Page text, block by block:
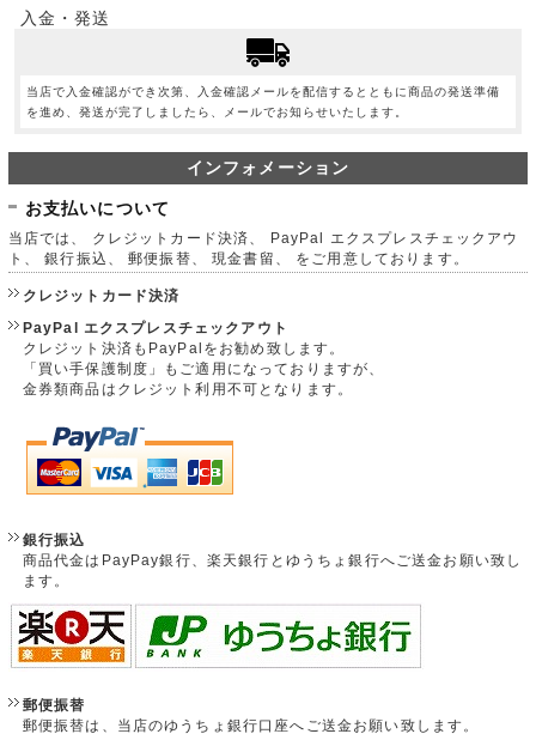
入金・発送
当店で入金確認ができ次第、入金確認メールを配信するとともに商品の発送準備
を進め、発送が完了しましたら、メールでお知らせいたします。
インフォメーション
お支払いについて
当店では、 クレジットカード決済、 PayPal エクスプレスチェックアウ
ト、 銀行振込、 郵便振替、 現金書留、 をご用意しております。
クレジットカード決済
PayPal エクスプレスチェックアウト
クレジット決済もPayPalをお勧め致します。
「買い手保護制度」もご適用になっておりますが、
金券類商品はクレジット利用不可となります。
銀行振込
商品代金はPayPay銀行、楽天銀行とゆうちょ銀行へご送金お願い致し
ます。
郵便振替
郵便振替は、当店のゆうちょ銀行口座へご送金お願い致します。